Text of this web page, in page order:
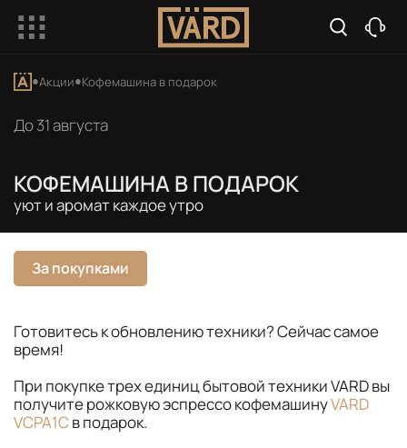
Акции Кофемашина в подарок
До 31 августа
КОФЕМАШИНА В ПОДАРОК
уют и аромат каждое утро
За покупками
Готовитесь к обновлению техники? Сейчас самое
время!
При покупке трех единиц бытовой техники VARD вы
получите рожковую эспрессо кофемашинуVARD
VCPA1Cв подарок.